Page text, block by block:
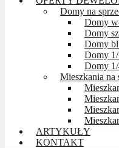
Domy na
Domy
Domy
Domy
Domy
Domy
Mieszkania na
ARTYKUŁY
KONTAKT